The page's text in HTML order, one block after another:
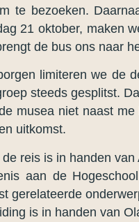
te bezoeken.
21 oktober, maken
de bus ons naar
limiteren we de
steeds gesplitst.
musea niet naast
uitkomst.
reis is in handen van
aan de
gerelateerde
is in handen van